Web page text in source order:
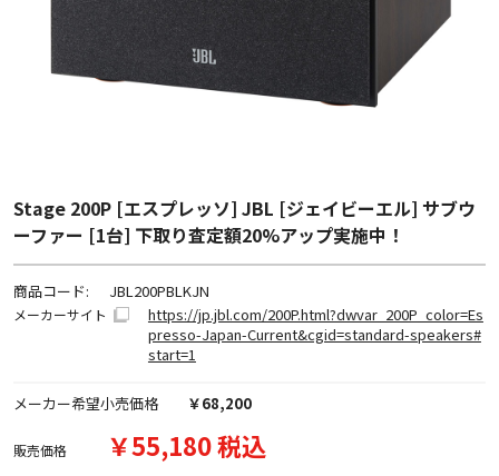
Stage 200P [エスプレッソ] JBL [ジェイビーエル] サブウ
ーファー [1台] 下取り査定額20%アップ実施中！
商品コード: JBL200PBLKJN
メーカーサイト
https://jp.jbl.com/200P.html?dwvar_200P_color=Es
presso-Japan-Current&cgid=standard-speakers#
start=1
メーカー希望小売価格 ￥68,200
販売価格 ￥55,180 税込